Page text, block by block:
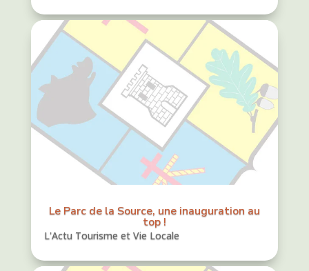
Le Parc de la Source, une inauguration au
top !
L'Actu Tourisme et Vie Locale